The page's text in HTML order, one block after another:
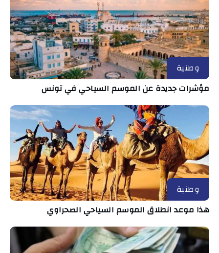
وطنية
مؤشرات جديدة عن الموسم السياحي في تونس
وطنية
هذا موعد انطلاق الموسم السياحي الصحراوي